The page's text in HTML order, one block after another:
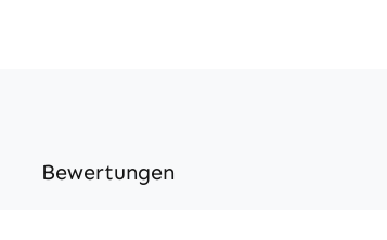
Bewertungen